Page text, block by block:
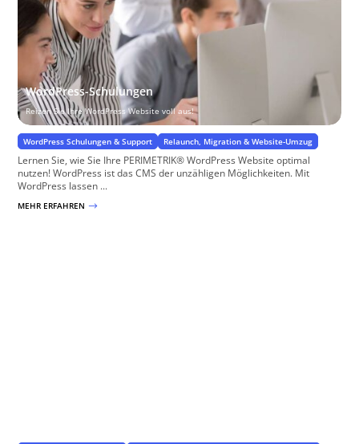
WordPress-Schulungen
Reizen Sie Ihre WordPress Website voll aus!
WordPress Schulungen & Support Relaunch, Migration & Website-Umzug
Lernen Sie, wie Sie Ihre PERIMETRIK® WordPress Website optimal
nutzen! WordPress ist das CMS der unzähligen Möglichkeiten. Mit
WordPress lassen ...
MEHR ERFAHREN $